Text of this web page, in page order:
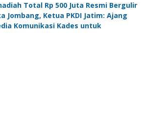
Total Rp 500 Juta Resmi Bergulir
Jombang, Ketua PKDI Jatim: Ajang
Komunikasi Kades untuk